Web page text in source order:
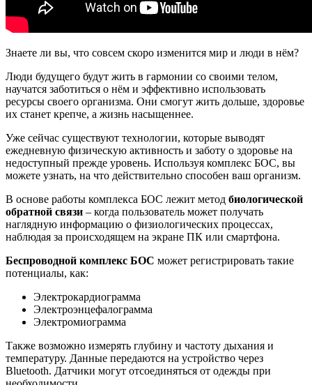
Знаете ли вы, что совсем скоро изменится мир и люди в нём?
Люди будущего будут жить в гармонии со своими телом,
научатся заботиться о нём и эффективно использовать
ресурсы своего организма. Они смогут жить дольше, здоровье
их станет крепче, а жизнь насыщеннее.
Уже сейчас существуют технологии, которые выводят
ежедневную физическую активность и заботу о здоровье на
недоступный прежде уровень. Используя комплекс БОС, вы
можете узнать, на что действительно способен ваш организм.
В основе работы комплекса БОС лежит метод биологической
обратной связи – когда пользователь может получать
наглядную информацию о физиологических процессах,
наблюдая за происходящем на экране ПК или смартфона.
Беспроводной комплекс БОС может регистрировать такие
потенциалы, как:
Электрокардиограмма
Электроэнцефалограмма
Электромиограмма
Также возможно измерять глубину и частоту дыхания и
температуру. Данные передаются на устройство через
Bluetooth. Датчики могут отсоединяться от одежды при